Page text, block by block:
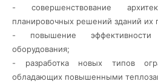
- совершенствование
планировочных решений зданий
- повышение эффективности
оборудования;
- разработка новых типов
обладающих повышенными